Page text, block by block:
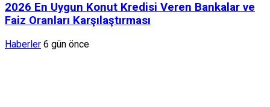
2026 En Uygun Konut Kredisi Veren Bankalar ve
Faiz Oranları Karşılaştırması
Haberler 6 gün önce